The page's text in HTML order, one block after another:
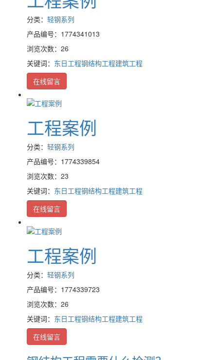
分类： 轻钢系列
产品编号：1774341013
浏览次数：26
关键词： 东日工程钢结构工程建筑工程
在线留言
工程案例
分类： 轻钢系列
产品编号：1774339854
浏览次数：23
关键词： 东日工程钢结构工程建筑工程
在线留言
工程案例
分类： 轻钢系列
产品编号：1774339723
浏览次数：26
关键词： 东日工程钢结构工程建筑工程
在线留言